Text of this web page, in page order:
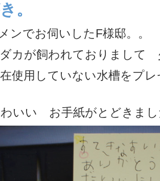
。
ンでお伺いしたF様邸。。
カが飼われておりまして
使用していない水槽をプ
いい お手紙がとどきまし